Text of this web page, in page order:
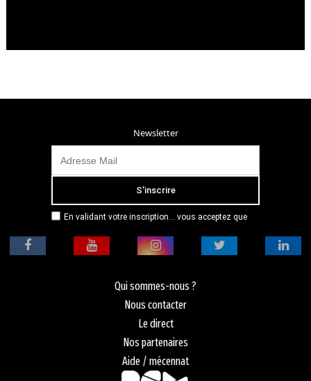
Newsletter
En validant votre inscription... vous acceptez que
adresse email dans le but de vous envoyer
mensuellement sa lettre d’informations. Pour plus
politique de confidentialité.
Qui sommes-nous ?
Nous contacter
Le direct
Nos partenaires
Aide / mécennat